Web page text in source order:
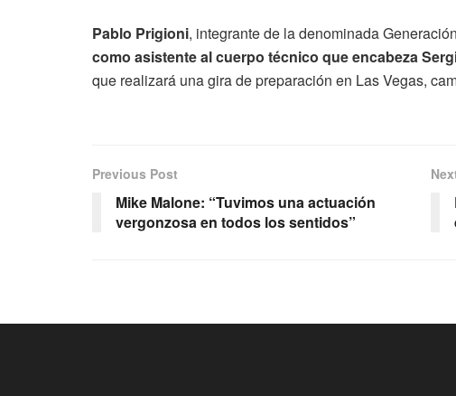
Pablo Prigioni, integrante de la denominada
como asistente al cuerpo técnico que encabeza
que realizará una gira de preparación en Las Vegas,
Previous Post
Mike Malone: “Tuvimos una actuación
vergonzosa en todos los sentidos”